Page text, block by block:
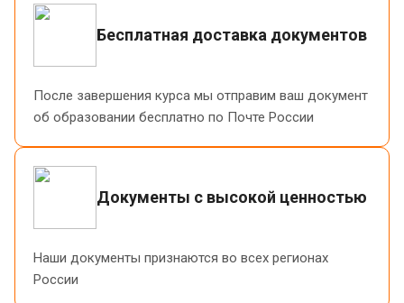
Бесплатная доставка документов
После завершения курса мы отправим ваш документ
об образовании бесплатно по Почте России
Документы с высокой ценностью
Наши документы признаются во всех регионах
России